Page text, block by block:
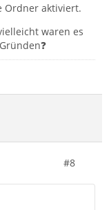
Ordner aktiviert.
waren es
#8